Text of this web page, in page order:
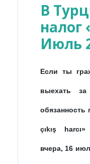
В
налог
Июль
Если ты
выехать
обязанность
çıkış
вчера, 16